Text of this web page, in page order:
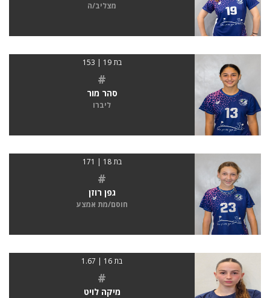
מצליב/ה
בת 19 | 153
#
סהר מור
ליברו
בת 18 | 171
#
גפן רוזן
חוסם/מת אמצע
בת 16 | 1.67
#
מיקה לויט